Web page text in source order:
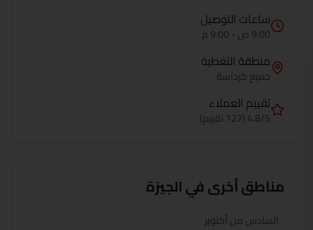
ساعات التوصيل
9:00 ص - 9:00 م
منطقة التغطية
جميعكرداسة
تقييم العملاء
4.8/5 (127 تقييم)
مناطق أخرى فيالجيزة
السادس من أكتوبر